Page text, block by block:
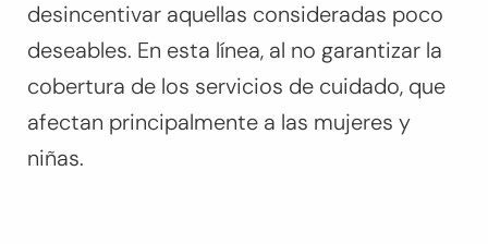
desincentivar aquellas consideradas poco
deseables. En esta línea, al no garantizar la
cobertura de los servicios de cuidado, que
afectan principalmente a las mujeres y
niñas.